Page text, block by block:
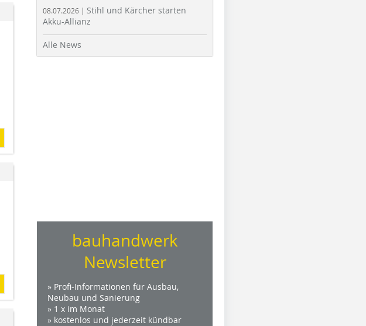
08.07.2026 | Stihl und Kärcher starten
Akku-Allianz
Alle News
bauhandwerk
Newsletter
» Profi-Informationen für Ausbau,
Neubau und Sanierung
» 1 x im Monat
» kostenlos und jederzeit kündbar